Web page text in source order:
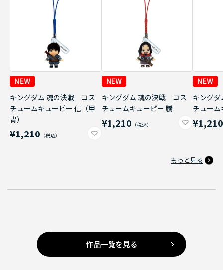
キングダム 魂の決戦 コス
チュームキューピー 信（甲
冑）
¥1,210
キングダム 魂の決戦 コス
チュームキューピー 騰
¥1,210
キング
チューム
¥1,210
もっと見る
作品一覧を見る